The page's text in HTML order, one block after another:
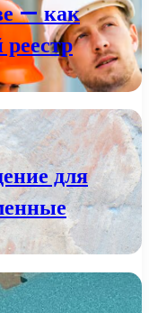
— как
для